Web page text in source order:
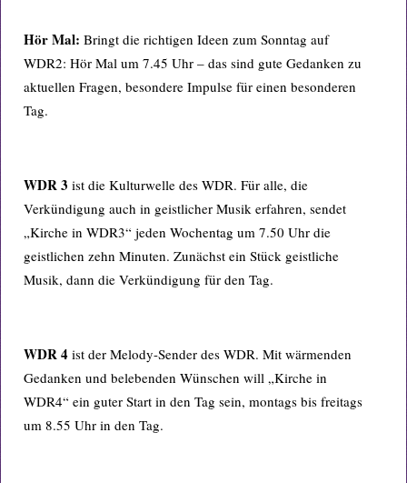
Hör Mal: Bringt die richtigen Ideen zum Sonntag auf
WDR2: Hör Mal um 7.45 Uhr – das sind gute Gedanken zu
aktuellen Fragen, besondere Impulse für einen besonderen
Tag.
WDR 3 ist die Kulturwelle des WDR. Für alle, die
Verkündigung auch in geistlicher Musik erfahren, sendet
„Kirche in WDR3“ jeden Wochentag um 7.50 Uhr die
geistlichen zehn Minuten. Zunächst ein Stück geistliche
Musik, dann die Verkündigung für den Tag.
WDR 4 ist der Melody-Sender des WDR. Mit wärmenden
Gedanken und belebenden Wünschen will „Kirche in
WDR4“ ein guter Start in den Tag sein, montags bis freitags
um 8.55 Uhr in den Tag.